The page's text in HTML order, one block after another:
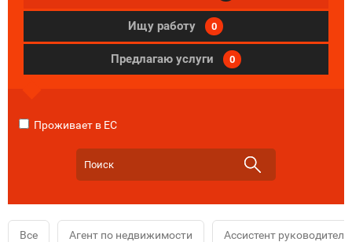
Ищу работу 0
Предлагаю услуги 0
Проживает в ЕС
Все Агент по недвижимости Ассистент руководителя